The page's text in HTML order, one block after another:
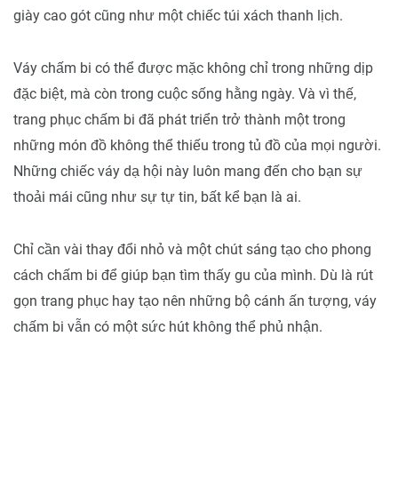
giày cao gót cũng như một chiếc túi xách thanh lịch.
Váy chấm bi có thể được mặc không chỉ trong những dịp
đặc biệt, mà còn trong cuộc sống hằng ngày. Và vì thế,
trang phục chấm bi đã phát triển trở thành một trong
những món đồ không thể thiếu trong tủ đồ của mọi người.
Những chiếc váy dạ hội này luôn mang đến cho bạn sự
thoải mái cũng như sự tự tin, bất kể bạn là ai.
Chỉ cần vài thay đổi nhỏ và một chút sáng tạo cho phong
cách chấm bi để giúp bạn tìm thấy gu của mình. Dù là rút
gọn trang phục hay tạo nên những bộ cánh ấn tượng, váy
chấm bi vẫn có một sức hút không thể phủ nhận.